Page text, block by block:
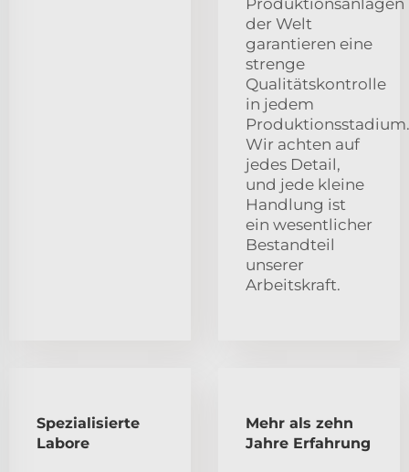
Produktionsanlagen
der Welt
garantieren eine
strenge
Qualitätskontrolle
in jedem
Produktionsstadium.
Wir achten auf
jedes Detail,
und jede kleine
Handlung ist
ein wesentlicher
Bestandteil
unserer
Arbeitskraft.
Spezialisierte
Labore
Mehr als zehn
Jahre Erfahrung